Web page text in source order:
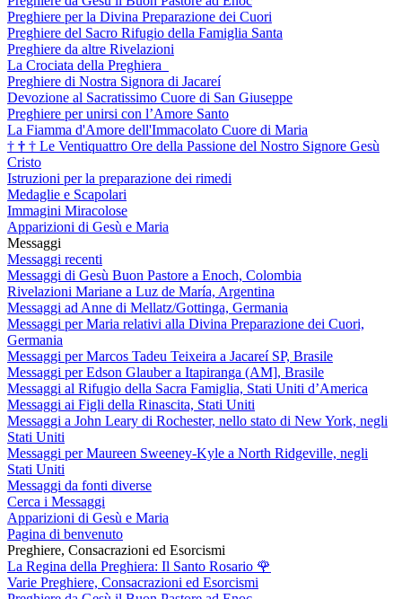
Preghiere per la Divina Preparazione dei Cuori
Preghiere del Sacro Rifugio della Famiglia Santa
Preghiere da altre Rivelazioni
La Crociata della Preghiera
Preghiere di Nostra Signora di Jacareí
Devozione al Sacratissimo Cuore di San Giuseppe
Preghiere per unirsi con l’Amore Santo
La Fiamma d'Amore dell'Immacolato Cuore di Maria
† † † Le Ventiquattro Ore della Passione del Nostro Signore Gesù
Cristo
Istruzioni per la preparazione dei rimedi
Medaglie e Scapolari
Immagini Miracolose
Apparizioni di Gesù e Maria
Messaggi
Messaggi recenti
Messaggi di Gesù Buon Pastore a Enoch, Colombia
Rivelazioni Mariane a Luz de María, Argentina
Messaggi ad Anne di Mellatz/Gottinga, Germania
Messaggi per Maria relativi alla Divina Preparazione dei Cuori,
Germania
Messaggi per Marcos Tadeu Teixeira a Jacareí SP, Brasile
Messaggi per Edson Glauber a Itapiranga (AM], Brasile
Messaggi al Rifugio della Sacra Famiglia, Stati Uniti d’America
Messaggi ai Figli della Rinascita, Stati Uniti
Messaggi a John Leary di Rochester, nello stato di New York, negli
Stati Uniti
Messaggi per Maureen Sweeney-Kyle a North Ridgeville, negli
Stati Uniti
Messaggi da fonti diverse
Cerca i Messaggi
Apparizioni di Gesù e Maria
Pagina di benvenuto
Preghiere, Consacrazioni ed Esorcismi
La Regina della Preghiera: Il Santo Rosario 🌹
Varie Preghiere, Consacrazioni ed Esorcismi